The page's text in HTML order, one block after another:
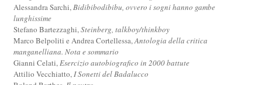
Alessandra Sarchi,Bidibibodibibu, ovvero i sogni hanno gambe
lunghissime
Stefano Bartezzaghi,Steinberg, talkboy/thinkboy
Marco Belpoliti e Andrea Cortellessa,Antologia della critica
manganelliana. Nota e sommario
Gianni Celati,Esercizio autobiografico in 2000 battute
Attilio Vecchiatto,I Sonetti del Badalucco